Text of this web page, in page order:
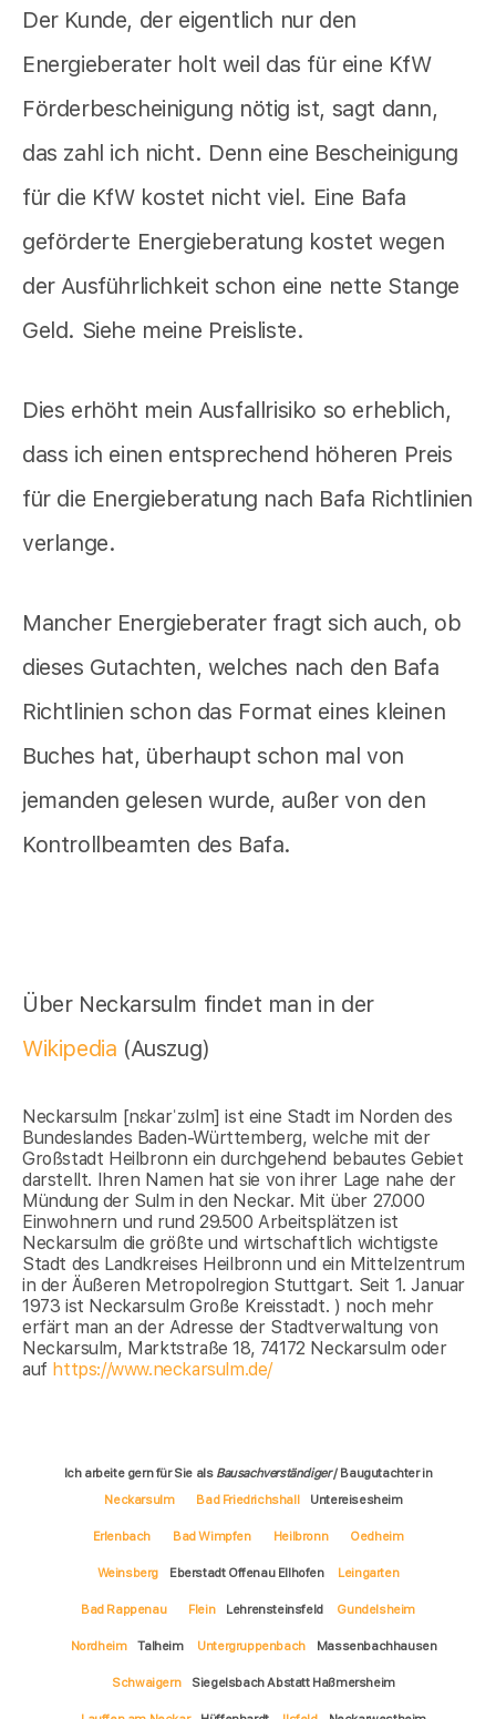
Der Kunde, der eigentlich nur den
Energieberater holt weil das für eine KfW
Förderbescheinigung nötig ist, sagt dann,
das zahl ich nicht. Denn eine Bescheinigung
für die KfW kostet nicht viel. Eine Bafa
geförderte Energieberatung kostet wegen
der Ausführlichkeit schon eine nette Stange
Geld. Siehe meine Preisliste.
Dies erhöht mein Ausfallrisiko so erheblich,
dass ich einen entsprechend höheren Preis
für die Energieberatung nach Bafa Richtlinien
verlange.
Mancher Energieberater fragt sich auch, ob
dieses Gutachten, welches nach den Bafa
Richtlinien schon das Format eines kleinen
Buches hat, überhaupt schon mal von
jemanden gelesen wurde, außer von den
Kontrollbeamten des Bafa.
Über Neckarsulm findet man in der
Wikipedia (Auszug)
Neckarsulm [nɛkarˈzʊlm] ist eine Stadt im Norden des
Bundeslandes Baden-Württemberg, welche mit der
Großstadt Heilbronn ein durchgehend bebautes Gebiet
darstellt. Ihren Namen hat sie von ihrer Lage nahe der
Mündung der Sulm in den Neckar. Mit über 27.000
Einwohnern und rund 29.500 Arbeitsplätzen ist
Neckarsulm die größte und wirtschaftlich wichtigste
Stadt des Landkreises Heilbronn und ein Mittelzentrum
in der Äußeren Metropolregion Stuttgart. Seit 1. Januar
1973 ist Neckarsulm Große Kreisstadt. ) noch mehr
erfärt man an der Adresse der Stadtverwaltung von
Neckarsulm, Marktstraße 18, 74172 Neckarsulm oder
auf https://www.neckarsulm.de/
Ich arbeite gern für Sie als Bausachverständiger/ Baugutachter in
Neckarsulm
Bad Friedrichshall Untereisesheim
Erlenbach Bad Wimpfen Heilbronn Oedheim
Weinsberg Eberstadt Offenau Ellhofen Leingarten
Bad Rappenau Flein Lehrensteinsfeld Gundelsheim
Nordheim Talheim Untergruppenbach Massenbachhausen
Schwaigern Siegelsbach Abstatt Haßmersheim